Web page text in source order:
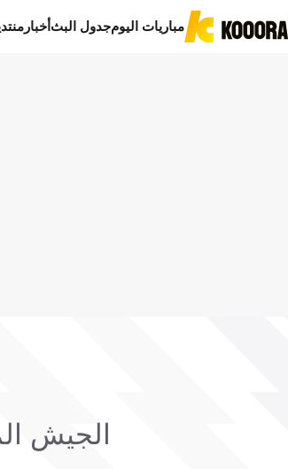
مباريات اليومجدول البثأخبار
الجيش